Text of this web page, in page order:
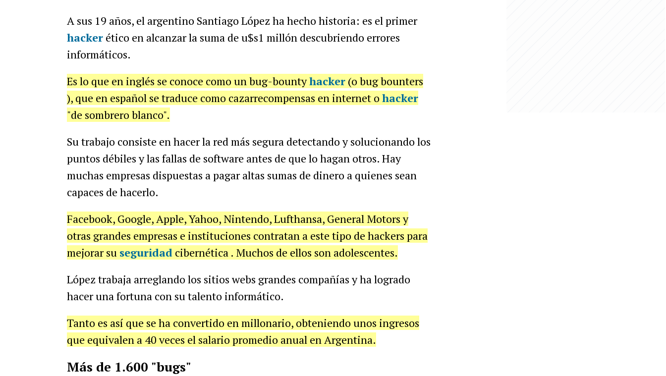
A sus 19 años, el argentino Santiago López ha hecho historia: es el primer
hackerético en alcanzar la suma de u$s1 millón descubriendo errores
informáticos.
Es lo que en inglés se conoce como un bug-bountyhacker(o bug bounters
), que en español se traduce como cazarrecompensas en internet o hacker
"de sombrero blanco".
Su trabajo consiste en hacer la red más segura detectando y solucionando los
puntos débiles y las fallas de software antes de que lo hagan otros. Hay
muchas empresas dispuestas a pagar altas sumas de dinero a quienes sean
capaces de hacerlo.
Facebook, Google, Apple, Yahoo, Nintendo, Lufthansa, General Motors y
otras grandes empresas e instituciones contratan a este tipo de hackers para
mejorar su seguridadcibernética . Muchos de ellos son adolescentes.
López trabaja arreglando los sitios webs grandes compañías y ha logrado
hacer una fortuna con su talento informático.
Tanto es así que se ha convertido en millonario, obteniendo unos ingresos
que equivalen a 40 veces el salario promedio anual en Argentina.
Más de 1.600 "bugs"